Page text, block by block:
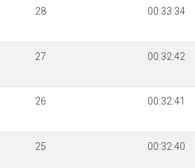
28 00:33:34
27 00:32:42
26 00:32:41
25 00:32:40